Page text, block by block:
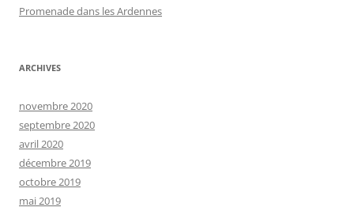
Promenade dans les Ardennes
ARCHIVES
novembre 2020
septembre 2020
avril 2020
décembre 2019
octobre 2019
mai 2019